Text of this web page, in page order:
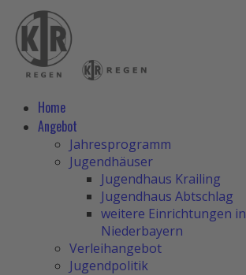
Home
Angebot
Jahresprogramm
Jugendhäuser
Jugendhaus Krailing
Jugendhaus Abtschlag
weitere Einrichtungen in
Niederbayern
Verleihangebot
Jugendpolitik